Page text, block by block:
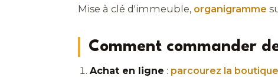
Mise à clé d'immeuble, organigramme
Comment commander
Achat en ligne : parcourez la boutique